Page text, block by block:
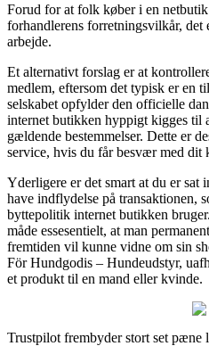
Forud for at folk køber i en
forhandlerens forretningsvilkår,
arbejde.
Et alternativt forslag er at
medlem, eftersom det typisk er en
selskabet opfylder den officielle
internet butikken hyppigt kigges til
gældende bestemmelser. Dette er
service, hvis du får besvær med dit
Yderligere er det smart at du er sat
have indflydelse på transaktionen,
byttepolitik internet butikken
måde essesentielt, at man
fremtiden vil kunne vidne om sin
För Hundgodis – Hundeudstyr,
et produkt til en mand eller kvinde.
Trustpilot frembyder stort set pæne